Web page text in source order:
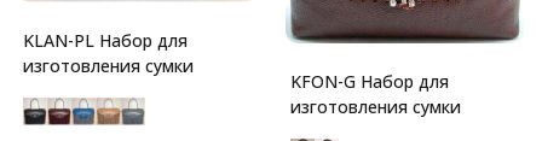
KLAN-PL Набор для
изготовления сумки
KFON-G Набор для
изготовления сумки